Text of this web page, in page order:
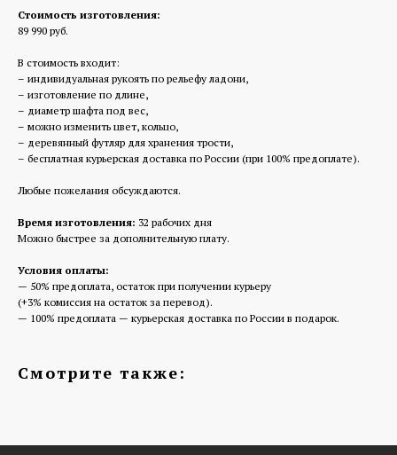
Стоимость изготовления:
89 990 руб.
В стоимость входит:
– индивидуальная рукоять по рельефу ладони,
– изготовление по длине,
– диаметр шафта под вес,
– можно изменить цвет, кольцо,
– деревянный футляр для хранения трости,
– бесплатная курьерская доставка по России (при 100% предоплате).
Любые пожелания обсуждаются.
Время изготовления: 32 рабочих дня
Можно быстрее за дополнительную плату.
Условия оплаты:
— 50% предоплата, остаток при получении курьеру
(+3% комиссия на остаток за перевод).
— 100% предоплата — курьерская доставка по России в подарок.
Смотрите также: